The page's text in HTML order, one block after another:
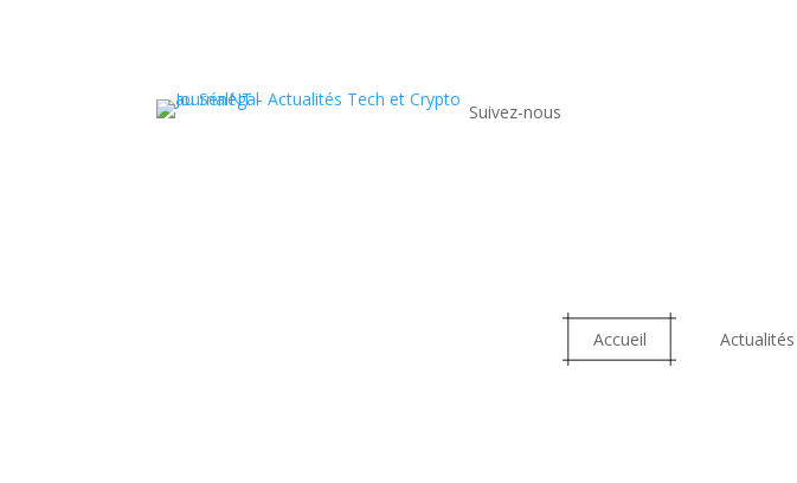
Suivez-nous
Accueil Actualités